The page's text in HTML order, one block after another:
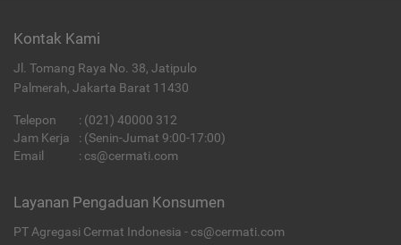
Kontak Kami
Jl. Tomang Raya No. 38, Jatipulo
Palmerah, Jakarta Barat 11430
Telepon : (021) 40000 312
Jam Kerja
: (Senin-Jumat 9:00-17:00)
Email
: cs@cermati.com
Layanan Pengaduan Konsumen
PT Agregasi Cermat Indonesia - cs@cermati.com